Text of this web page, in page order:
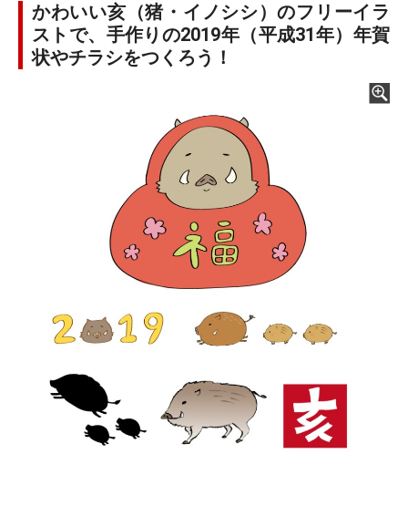
かわいい亥（猪・イノシシ）のフリーイラ
ストで、手作りの2019年（平成31年）年賀
状やチラシをつくろう！